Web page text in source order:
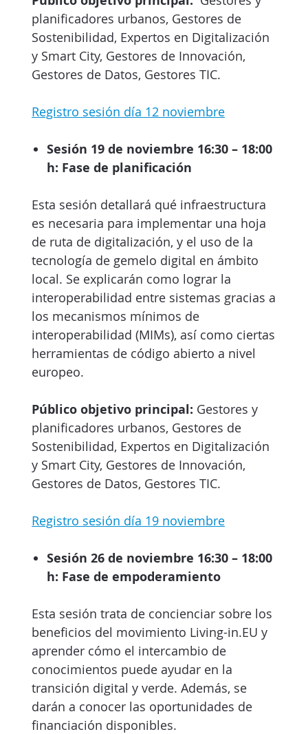
planificadores urbanos, Gestores de
Sostenibilidad, Expertos en Digitalización
y Smart City, Gestores de Innovación,
Gestores de Datos, Gestores TIC.
Registro sesión día 12 noviembre
Sesión 19 de noviembre 16:30 – 18:00
h: Fase de planificación
Esta sesión detallará qué infraestructura
es necesaria para implementar una hoja
de ruta de digitalización, y el uso de la
tecnología de gemelo digital en ámbito
local. Se explicarán como lograr la
interoperabilidad entre sistemas gracias a
los mecanismos mínimos de
interoperabilidad (MIMs), así como ciertas
herramientas de código abierto a nivel
europeo.
Público objetivo principal: Gestores y
planificadores urbanos, Gestores de
Sostenibilidad, Expertos en Digitalización
y Smart City, Gestores de Innovación,
Gestores de Datos, Gestores TIC.
Registro sesión día 19 noviembre
Sesión 26 de noviembre 16:30 – 18:00
h: Fase de empoderamiento
Esta sesión trata de concienciar sobre los
beneficios del movimiento Living-in.EU y
aprender cómo el intercambio de
conocimientos puede ayudar en la
transición digital y verde. Además, se
darán a conocer las oportunidades de
financiación disponibles.